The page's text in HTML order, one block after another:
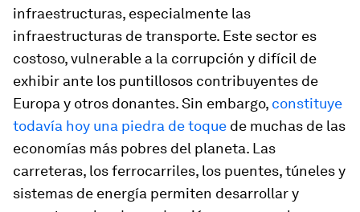
infraestructuras, especialmente las
infraestructuras de transporte. Este sector es
costoso, vulnerable a la corrupción y difícil de
exhibir ante los puntillosos contribuyentes de
Europa y otros donantes. Sin embargo, constituye
todavía hoy una piedra de toque de muchas de las
economías más pobres del planeta. Las
carreteras, los ferrocarriles, los puentes, túneles y
sistemas de energía permiten desarrollar y